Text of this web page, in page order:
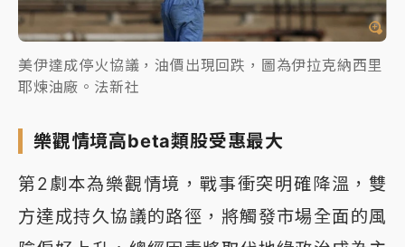
美伊達成停火協議，油價出現回跌，圖為伊拉克納西里
耶煉油廠。法新社
樂觀情境高beta類股受惠最大
第2劇本為樂觀情境，戰事衝突明確降溫，雙
方達成持久協議的路徑，將觸發市場全面的風